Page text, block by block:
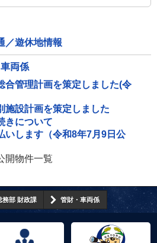
／遊休地情報
両係
合管理計画を策定しました(令
施設計画を策定しました
きについて
いします（令和8年7月9日公
開物件一覧
務部 財政課 管財・車両係